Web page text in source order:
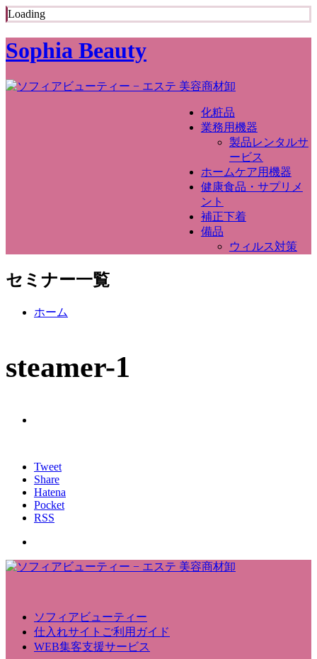
Loading
Sophia Beauty
化粧品
業務用機器
製品レンタルサ
ービス
ホームケア用機器
健康食品・サプリメ
ント
補正下着
備品
ウィルス対策
セミナー一覧
ホーム
steamer-1
Tweet
Share
Hatena
Pocket
RSS
ソフィアビューティー
仕入れサイトご利用ガイド
WEB集客支援サービス